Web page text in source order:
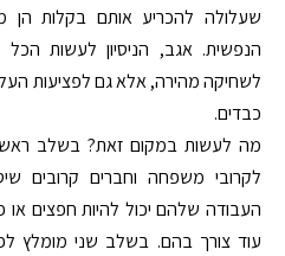
שעלולה להכריע אותם בקלות הן
הנפשית. אגב, הניסיון לעשות
לשחיקה מהירה, אלא גם לפציעות
כבדים.
מה לעשות במקום זאת? בשלב
לקרובי משפחה וחברים קרובים
העבודה שלהם יכול להיות חפצים או
עוד צורך בהם. בשלב שני מומלץ